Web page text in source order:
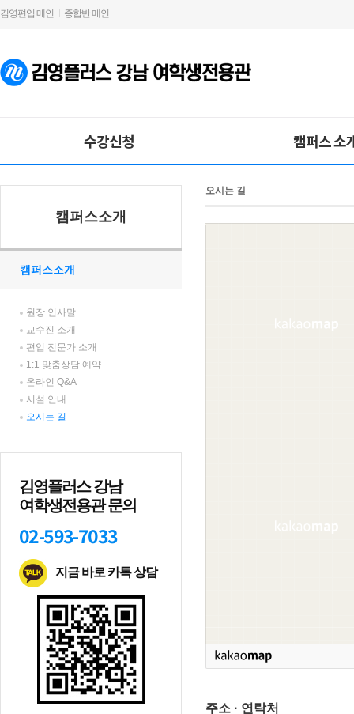
김영편입 메인 종합반 메인
수강신청 캠퍼스 소
캠퍼스소개
캠퍼스소개
원장 인사말
교수진 소개
편입 전문가 소개
1:1 맞춤상담 예약
온라인 Q&A
시설 안내
오시는 길
김영플러스 강남
여학생전용관 문의
02-593-7033
지금 바로 카톡 상담
오시는 길
주소 · 연락처